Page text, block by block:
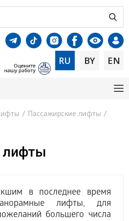
RU BY EN
/ Пассажирские лифты /
лифты
в последнее время
лифты, для
большего числа